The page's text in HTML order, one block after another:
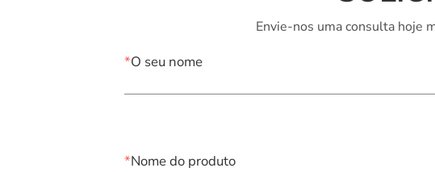
Envie-nos uma consulta hoje
*O seu nome
*Nome do produto